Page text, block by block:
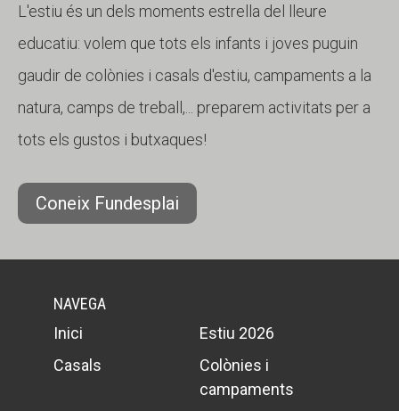
L'estiu és un dels moments estrella del lleure
educatiu: volem que tots els infants i joves puguin
gaudir de colònies i casals d'estiu, campaments a la
natura, camps de treball,... preparem activitats per a
tots els gustos i butxaques!
Coneix Fundesplai
NAVEGA
Inici
Estiu 2026
Casals
Colònies i
campaments